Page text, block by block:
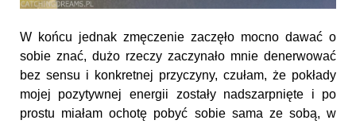
W końcu jednak zmęczenie zaczęło mocno dawać o
sobie znać, dużo rzeczy zaczynało mnie denerwować
bez sensu i konkretnej przyczyny, czułam, że pokłady
mojej pozytywnej energii zostały nadszarpnięte i po
prostu miałam ochotę pobyć sobie sama ze sobą, w